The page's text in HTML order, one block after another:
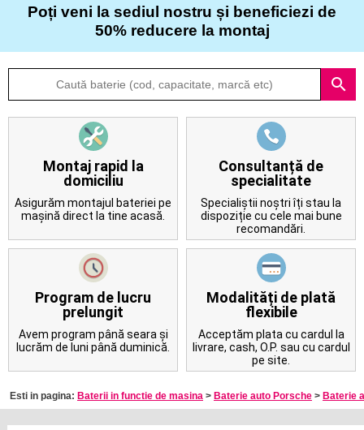
Articole
Despre
Contact
Poți veni la sediul nostru și beneficiezi de
50% reducere la montaj
search
Montaj rapid la
domiciliu
Asigurăm montajul bateriei pe
mașină direct la tine acasă.
Consultanță de
specialitate
Specialiștii noștri îți stau la
dispoziție cu cele mai bune
recomandări.
Program de lucru
prelungit
Avem program până seara și
lucrăm de luni până duminică.
Modalități de plată
flexibile
Acceptăm plata cu cardul la
livrare, cash, O.P. sau cu cardul
pe site.
Esti in pagina: Baterii in functie de masina > Baterie auto Porsche > Baterie